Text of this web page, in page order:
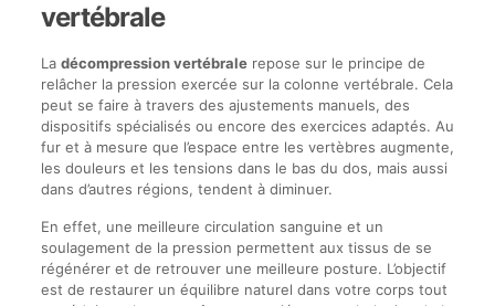
vertébrale
La décompression vertébralerepose sur le principe de
relâcher la pression exercée sur la colonne vertébrale. Cela
peut se faire à travers des ajustements manuels, des
dispositifs spécialisés ou encore des exercices adaptés. Au
fur et à mesure que l’espace entre les vertèbres augmente,
les douleurs et les tensions dans le bas du dos, mais aussi
dans d’autres régions, tendent à diminuer.
En effet, une meilleure circulation sanguine et un
soulagement de la pression permettent aux tissus de se
régénérer et de retrouver une meilleure posture. L’objectif
est de restaurer un équilibre naturel dans votre corps tout